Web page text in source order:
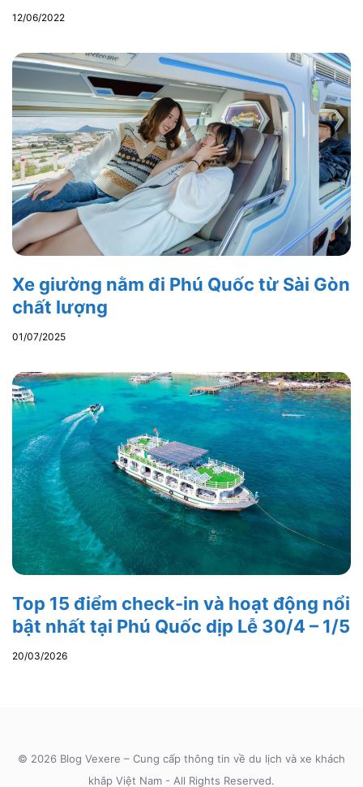
12/06/2022
Xe giường nằm đi Phú Quốc từ Sài Gòn
chất lượng
01/07/2025
Top 15 điểm check-in và hoạt động nổi
bật nhất tại Phú Quốc dịp Lễ 30/4 – 1/5
20/03/2026
© 2026 Blog Vexere – Cung cấp thông tin về du lịch và xe khách
khắp Việt Nam - All Rights Reserved.